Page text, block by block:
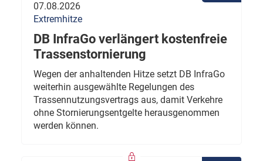
07.08.2026
Extremhitze
DB InfraGo verlängert kostenfreie
Trassenstornierung
Wegen der anhaltenden Hitze setzt DB InfraGo
weiterhin ausgewählte Regelungen des
Trassennutzungsvertrags aus, damit Verkehre
ohne Stornierungsentgelte herausgenommen
werden können.